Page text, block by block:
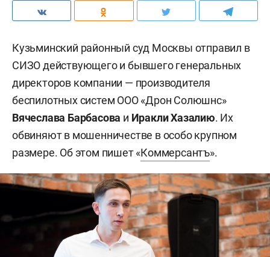
Кузьминский районный суд Москвы отправил в
СИЗО действующего и бывшего генеральных
директоров компании — производителя
беспилотных систем ООО «Дрон Солюшнс»
Вячеслава Барбасова и Иракли Хазалию. Их
обвиняют в мошенничестве в особо крупном
размере. Об этом пишет «Коммерсантъ».